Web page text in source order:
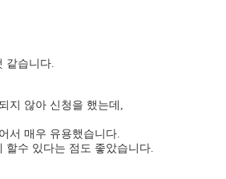
같습니다.
지 않아 신청을 했는데,
서 매우 유용했습니다.
할수 있다는 점도 좋았습니다.